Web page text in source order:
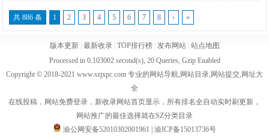
共 886 条 1 2 3 4 5 6 7 8 › »
版本更新| 最新收录| TOP排行榜| 发布网站| 站点地图
Processed in 0.103002 second(s), 20 Queries, Gzip Enabled
Copyright © 2018-2021 www.szjxpc.com 专业的网站导航,网站目录,网站提交,网址大
全
在线投稿，网站免费登录，新收录网站首页显示，所有排名全自动实时刷更新，
网站推广的最佳选择就在SZ分类目录
渝公网安备52010302001961
渝ICP备15013736号